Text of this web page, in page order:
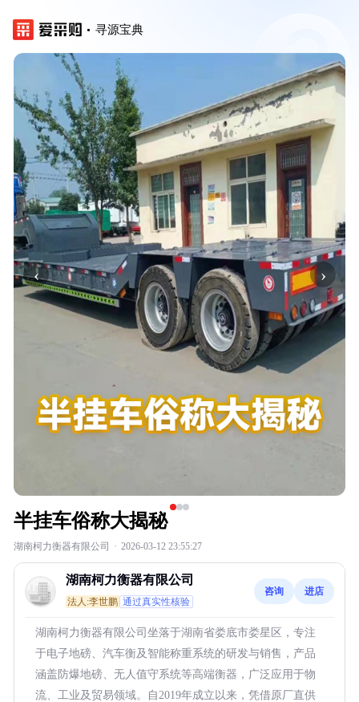
寻源宝典
‹ ›
半挂车俗称大揭秘
湖南柯力衡器有限公司 · 2026-03-12 23:55:27
湖南柯力衡器有限公司
法人:李世鹏 通过真实性核验
咨询 进店
湖南柯力衡器有限公司坐落于湖南省娄底市娄星区，专注
于电子地磅、汽车衡及智能称重系统的研发与销售，产品
涵盖防爆地磅、无人值守系统等高端衡器，广泛应用于物
流、工业及贸易领域。自2019年成立以来，凭借原厂直供